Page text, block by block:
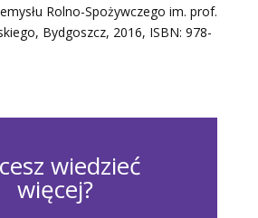
Rolno-Spożywczego im. prof.
Bydgoszcz, 2016, ISBN: 978-
wiedzieć
więcej?